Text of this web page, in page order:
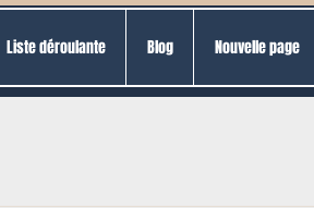
Liste déroulante Blog Nouvelle page